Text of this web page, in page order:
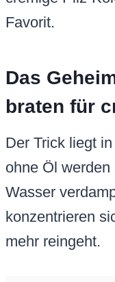
Favorit.
Das
braten für
Der Trick liegt
ohne Öl
Wasser
konzentrieren
mehr reingeht.